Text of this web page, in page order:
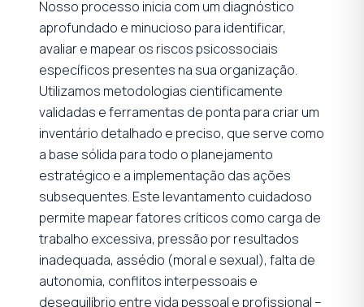
Nosso processo inicia com um diagnóstico
aprofundado e minucioso para identificar,
avaliar e mapear os riscos psicossociais
específicos presentes na sua organização.
Utilizamos metodologias cientificamente
validadas e ferramentas de ponta para criar um
inventário detalhado e preciso, que serve como
a base sólida para todo o planejamento
estratégico e a implementação das ações
subsequentes. Este levantamento cuidadoso
permite mapear fatores críticos como carga de
trabalho excessiva, pressão por resultados
inadequada, assédio (moral e sexual), falta de
autonomia, conflitos interpessoais e
desequilíbrio entre vida pessoal e profissional –